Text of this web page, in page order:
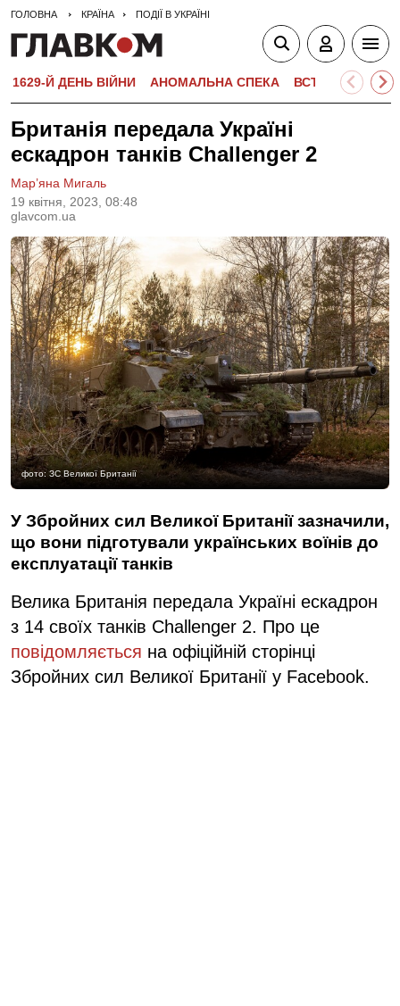
ГОЛОВНА КРАЇНА ПОДІЇ В УКРАЇНІ
1629-Й ДЕНЬ ВІЙНИ АНОМАЛЬНА СПЕКА ВСТУПНА
Британія передала Україні
ескадрон танків Challenger 2
19 квiтня, 2023, 08:48
glavcom.ua
Мар’яна Мигаль
фото: ЗС Великої Британії
У Збройних сил Великої Британії зазначили,
що вони підготували українських воїнів до
експлуатації танків
Велика Британія передала Україні ескадрон
з 14 своїх танків Challenger 2. Про це
повідомляється на офіційній сторінці
Збройних сил Великої Британії у Facebook.